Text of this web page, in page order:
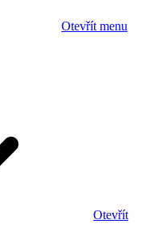
Otevřít menu
Otevřít